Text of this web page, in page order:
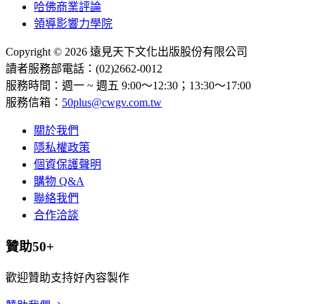
哈佛商業評論
領導影響力學院
Copyright © 2026 遠見天下文化出版股份有限公司
讀者服務部電話：(02)2662-0012
服務時間：週一 ~ 週五 9:00～12:30；13:30～17:00
服務信箱： 50plus@cwgv.com.tw
關於我們
隱私權政策
個資保護聲明
購物 Q&A
聯絡我們
合作洽談
贊助50+
歡迎贊助支持好內容製作